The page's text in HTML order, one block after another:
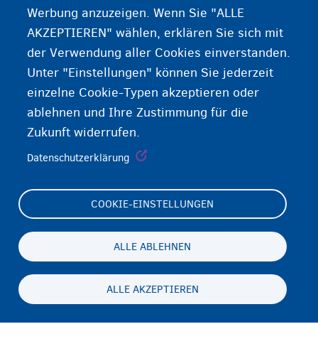
Werbung anzuzeigen. Wenn Sie "ALLE
AKZEPTIEREN" wählen, erklären Sie sich mit
der Verwendung aller Cookies einverstanden.
Unter "Einstellungen" können Sie jederzeit
einzelne Cookie-Typen akzeptieren oder
ablehnen und Ihre Zustimmung für die
Zukunft widerrufen.
Datenschutzerklärung
COOKIE-EINSTELLUNGEN
ALLE ABLEHNEN
ALLE AKZEPTIEREN
Footer
(menu)
Cookie Settings
Datenschutz und Haftungsausschluss
DE
Persistent
menu